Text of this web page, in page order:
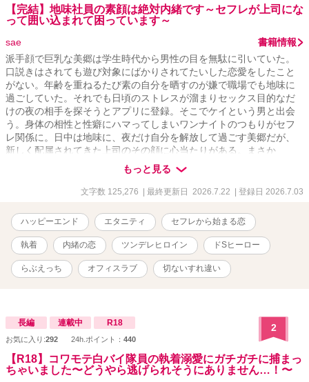
【完結】地味社員の素顔は絶対内緒です～セフレが上司にな
って囲い込まれて困っています～
sae
書籍情報
派手顔で巨乳な美郷は学生時代から男性の目を無駄に引いていた。
口説きはされても遊び対象にばかりされてたいした恋愛をしたこと
がない。年齢を重ねるたび素の自分を晒すのが嫌で職場でも地味に
過ごしていた。それでも日頃のストレスが溜まりセックス目的なだ
けの夜の相手を探そうとアプリに登録。そこでケイという男と出会
う。身体の相性と性癖にハマってしまいワンナイトのつもりがセフ
レ関係に。日中は地味に、夜だけ自分を解放して過ごす美郷だが、
新しく配属されてきた上司のその顔に心当たりがある。まさか
――？ それでも信じられない、ドSな性格のケイと穏やかで優しそ
うな好感度百点の上司は似ても似つかない。 同一人物？ 他人の空
似？ それよりなにより、自分の正体が絶対にバレるわけにはいか
えていく思い、無視できない感情……美郷にとってのはじめての恋
が始まってしまうのだが、ケイにはなにか秘密がありそうで……。
もっと見る
文字数 125,276 | 最終更新日 2026.7.22 | 登録日 2026.7.03
ハッピーエンド エタニティ セフレから始まる恋
執着 内緒の恋 ツンデレヒロイン ドSヒーロー
らぶえっち オフィスラブ 切ないすれ違い
長編 連載中 R18
お気に入り:292 24h.ポイント： 440
2
【R18】コワモテ白バイ隊員の執着溺愛にガチガチに捕まっ
ちゃいました〜どうやら逃げられそうにありません…！〜